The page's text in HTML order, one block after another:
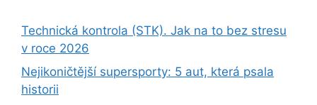
Technická kontrola (STK). Jak na to bez stresu
v roce 2026
Nejikoničtější supersporty: 5 aut, která psala
historii